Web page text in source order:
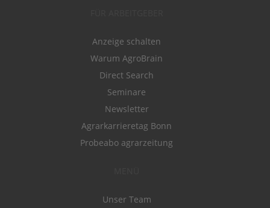
Anzeige schalten
Warum AgroBrain
Direct Search
Seminare
Newsletter
Agrarkarrieretag Bonn
Probeabo agrarzeitung
Unser Team